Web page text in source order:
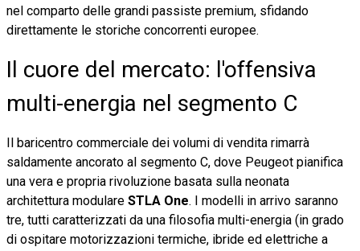
nel comparto delle grandi passiste premium, sfidando
direttamente le storiche concorrenti europee.
Il cuore del mercato: l'offensiva
multi-energia nel segmento C
Il baricentro commerciale dei volumi di vendita rimarrà
saldamente ancorato al segmento C, dove Peugeot pianifica
una vera e propria rivoluzione basata sulla neonata
architettura modulare STLA One. I modelli in arrivo saranno
tre, tutti caratterizzati da una filosofia multi-energia (in grado
di ospitare motorizzazioni termiche, ibride ed elettriche a